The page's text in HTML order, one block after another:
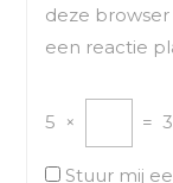
deze
een reactie
5 × =
Stuur mij